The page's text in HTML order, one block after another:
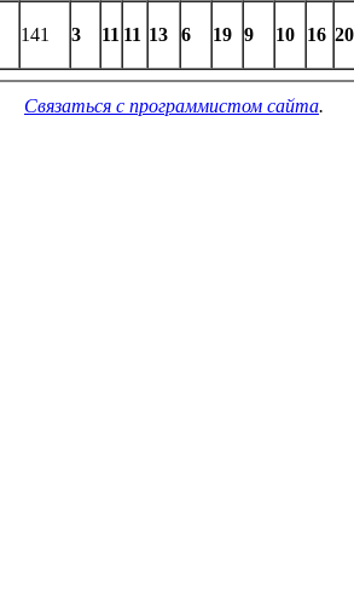
141 3 11 11 13 6 19 9 10 16 20
Связаться с программистом сайта.